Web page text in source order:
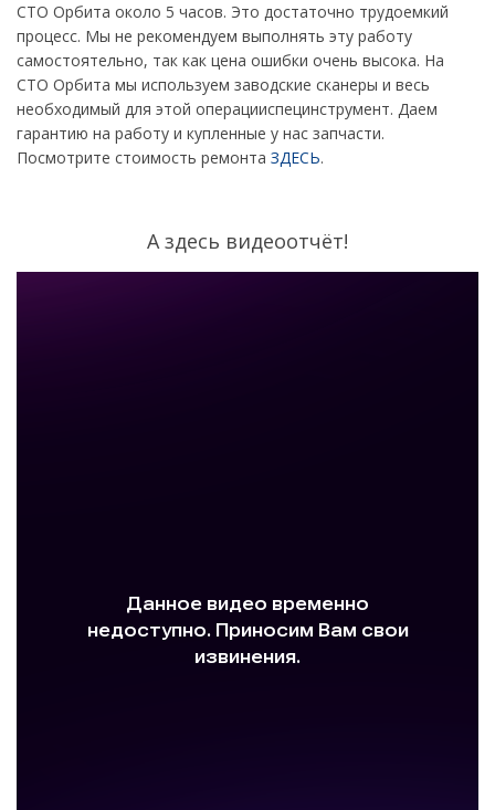
СТО Орбита около 5 часов. Это достаточно трудоемкий
процесс. Мы не рекомендуем выполнять эту работу
самостоятельно, так как цена ошибки очень высока. На
СТО Орбита мы используем заводские сканеры и весь
необходимый для этой операцииспецинструмент. Даем
гарантию на работу и купленные у нас запчасти.
Посмотрите стоимость ремонта ЗДЕСЬ.
А здесь видеоотчёт!